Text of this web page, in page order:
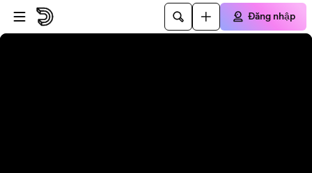
Đi đến trình phát
Đi đến nội dung chính
Đăng nhập